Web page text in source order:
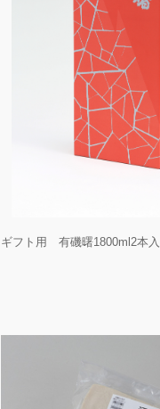
ギフト用 有磯曙1800ml2本